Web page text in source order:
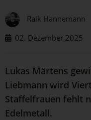
Raik Hannemann
02. Dezember 2025
Lukas Märtens
Liebmann wird
Staffelfrauen fehlt
Edelmetall.